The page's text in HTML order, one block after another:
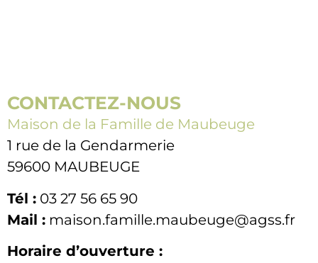
CONTACTEZ-NOUS
Maison de la Famille de Maubeuge
1 rue de la Gendarmerie
59600 MAUBEUGE
Tél : 03 27 56 65 90
Mail : maison.famille.maubeuge@agss.fr
Horaire d’ouverture :